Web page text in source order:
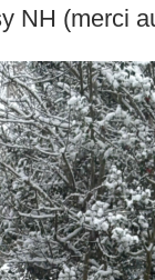
NH (merci